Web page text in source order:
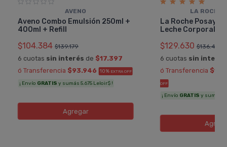
AVENO
Aveno Combo Emulsión 250ml +
400ml + Refill
$104.384 $139.179
6 cuotas sin interés de $17.397
ó Transferencia $93.946 10% EXTRA OFF
¡ Envío GRATIS y sumás 5.675 Leloir$ !
Agregar
LA ROCHE
La Roche Posay
Leche Corporal
$129.630 $136.453
6 cuotas sin interés
ó Transferencia
OFF
¡ Envío GRATIS y sumás